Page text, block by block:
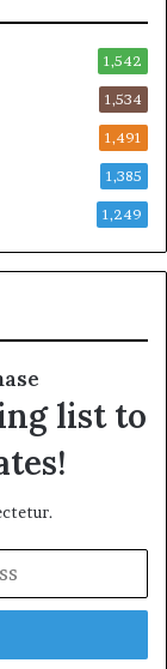
1,542
1,534
1,491
1,385
1,249
list to